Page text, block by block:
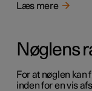
Læs mere
Nøglens
For at nøglen kan
inden for en vis